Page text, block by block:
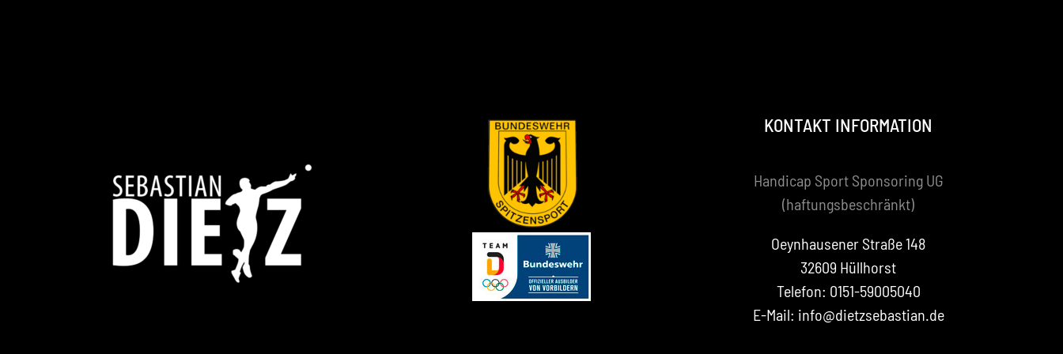
KONTAKT INFORMATION
Handicap Sport Sponsoring UG
(haftungsbeschränkt)
Oeynhausener Straße 148
32609 Hüllhorst
Telefon: 0151-59005040
E-Mail: info@dietzsebastian.de